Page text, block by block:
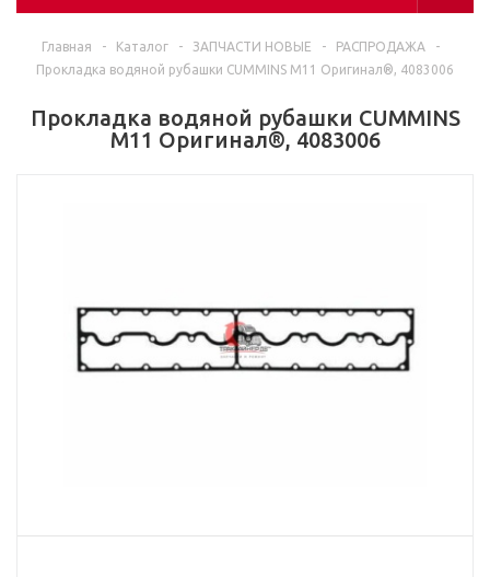
Главная - Каталог - ЗАПЧАСТИ НОВЫЕ - РАСПРОДАЖА
-
Прокладка водяной рубашки CUMMINS M11 Оригинал®, 4083006
Прокладка водяной рубашки CUMMINS
M11 Оригинал®, 4083006